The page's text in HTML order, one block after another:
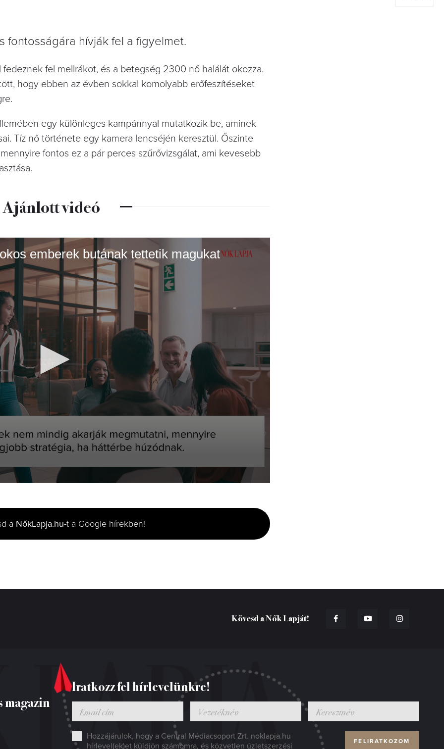
fontosságára hívják fel a figyelmet.
fel mellrákot, és a betegség 2300 nő halálát okozza.
hogy ebben az évben sokkal komolyabb erőfeszítéseket
egy különleges kampánnyal mutatkozik be, aminek
Tíz nő története egy kamera lencséjén keresztül. Őszinte
fontos ez a pár perces szűrővizsgálat, ami kevesebb
Ajánlott videó
emberek butának tettetik magukat
a NőkLapja.hu-t a Google hírekben!
Kövesd a Nők Lapját!
Iratkozz fel hírlevelünkre!
Hozzájárulok, hogy a Central Médiacsoport Zrt. noklapja.hu
hírlevel(ek)et küldjön számomra, és közvetlen üzletszerzési